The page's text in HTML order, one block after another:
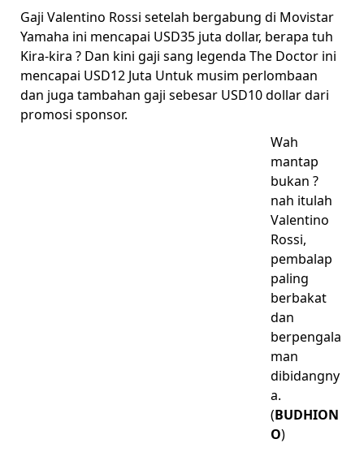
Gaji Valentino Rossi setelah bergabung di Movistar
Yamaha ini mencapai USD35 juta dollar, berapa tuh
Kira-kira ? Dan kini gaji sang legenda The Doctor ini
mencapai USD12 Juta Untuk musim perlombaan
dan juga tambahan gaji sebesar USD10 dollar dari
promosi sponsor.
Wah
mantap
bukan ?
nah itulah
Valentino
Rossi,
pembalap
paling
berbakat
dan
berpengala
man
dibidangny
a.
(BUDHION
O)